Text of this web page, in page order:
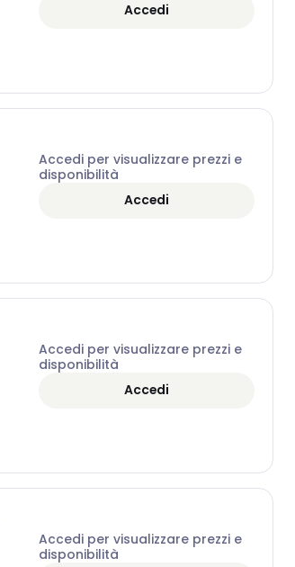
Accedi
Accedi per visualizzare prezzi e
disponibilità
Accedi
Accedi per visualizzare prezzi e
disponibilità
Accedi
Accedi per visualizzare prezzi e
disponibilità